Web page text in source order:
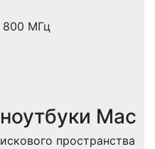
800 МГц
Mac
пространства